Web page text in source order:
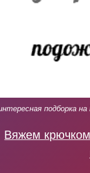
подборка на
Вяжем